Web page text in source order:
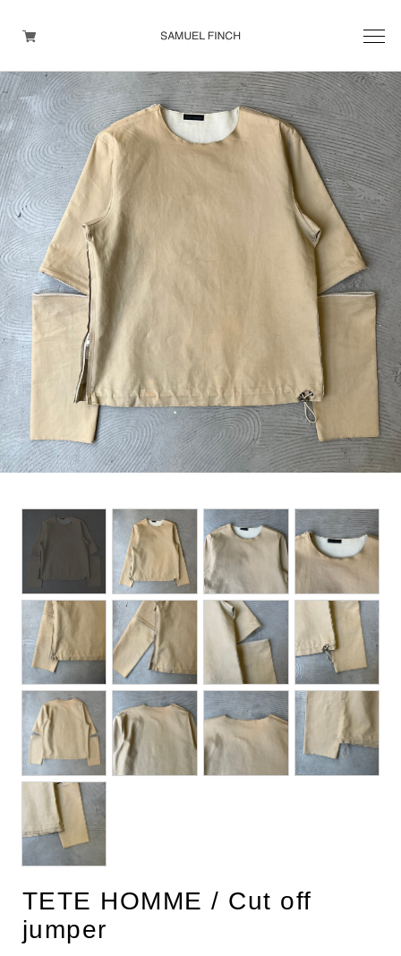
Men's
Maison Martin Margiela
Helmut Lang
Yohji Yamamoto
Other brands
TOPS
OUTER WEAR
BOTTOMS
DESIGNERS ARCHIVES
TETE HOMME / Cut off
jumper